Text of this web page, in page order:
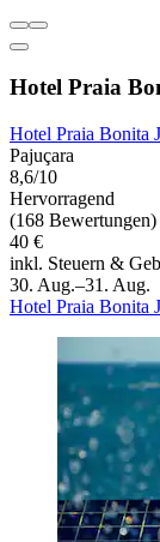
Hotel Praia
Hotel Praia Bonita
Pajuçara
8,6/10
Hervorragend
(168 Bewertungen)
40 €
inkl. Steuern &
30. Aug.–31. Aug.
Hotel Praia Bonita